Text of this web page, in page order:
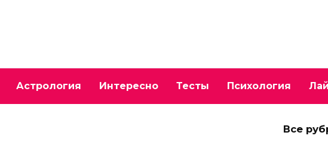
Астрология Интересно Тесты Психология
Все